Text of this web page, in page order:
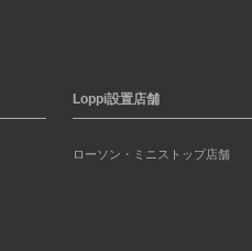
Loppi設置店舗
ローソン・ミニストップ店舗